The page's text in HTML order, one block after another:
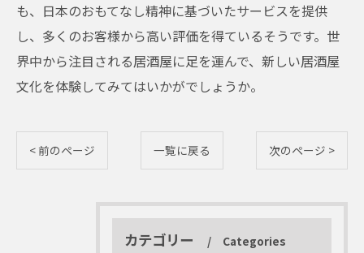
も、日本のおもてなし精神に基づいたサービスを提供
し、多くのお客様から高い評価を得ているそうです。世
界中から注目される居酒屋に足を運んで、新しい居酒屋
文化を体験してみてはいかがでしょうか。
< 前のページ 一覧に戻る 次のページ >
カテゴリー Categories